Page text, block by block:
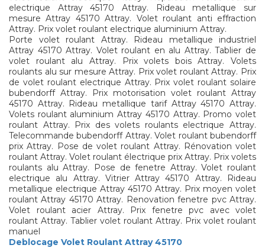
electrique Attray 45170 Attray. Rideau metallique sur
mesure Attray 45170 Attray. Volet roulant anti effraction
Attray. Prix volet roulant electrique aluminium Attray.
Porte volet roulant Attray. Rideau metallique industriel
Attray 45170 Attray. Volet roulant en alu Attray. Tablier de
volet roulant alu Attray. Prix volets bois Attray. Volets
roulants alu sur mesure Attray. Prix volet roulant Attray. Prix
de volet roulant electrique Attray. Prix volet roulant solaire
bubendorff Attray. Prix motorisation volet roulant Attray
45170 Attray. Rideau metallique tarif Attray 45170 Attray.
Volets roulant aluminium Attray 45170 Attray. Promo volet
roulant Attray. Prix des volets roulants electrique Attray.
Telecommande bubendorff Attray. Volet roulant bubendorff
prix Attray. Pose de volet roulant Attray. Rénovation volet
roulant Attray. Volet roulant électrique prix Attray. Prix volets
roulants alu Attray. Pose de fenetre Attray. Volet roulant
electrique alu Attray. Vitrier Attray 45170 Attray. Rideau
metallique electrique Attray 45170 Attray. Prix moyen volet
roulant Attray 45170 Attray. Renovation fenetre pvc Attray.
Volet roulant acier Attray. Prix fenetre pvc avec volet
roulant Attray. Tablier volet roulant Attray. Prix volet roulant
manuel
Deblocage Volet Roulant Attray 45170